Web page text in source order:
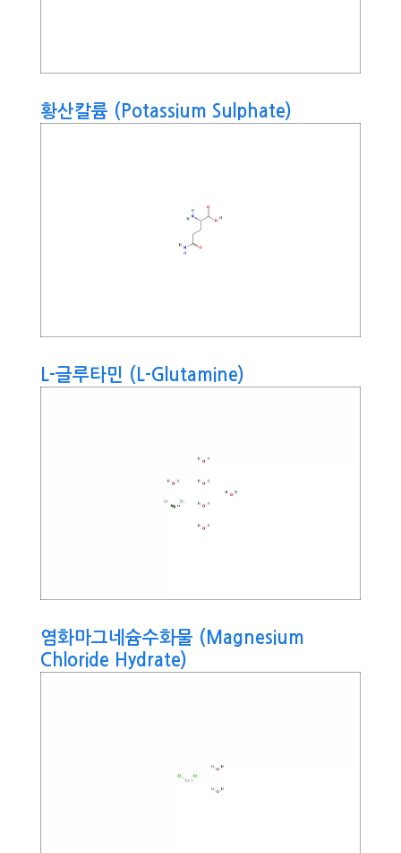
황산칼륨 (Potassium Sulphate)
L-글루타민 (L-Glutamine)
염화마그네슘수화물 (Magnesium
Chloride Hydrate)